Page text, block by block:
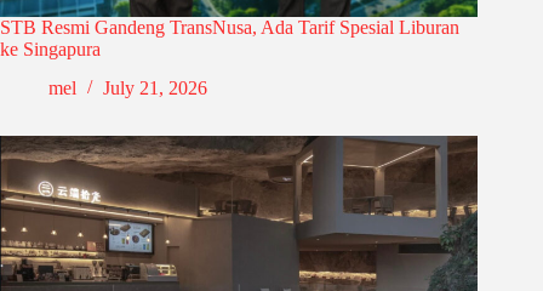
STB Resmi Gandeng TransNusa, Ada Tarif Spesial Liburan
ke Singapura
mel
July 21, 2026